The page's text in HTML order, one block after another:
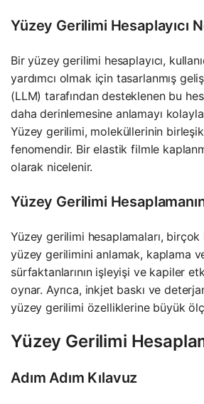
Yüzey Gerilimi Hesaplayıcı
Bir yüzey gerilimi hesaplayıcı,
yardımcı olmak için tasarlanmış
(LLM) tarafından desteklenen bu
daha derinlemesine anlamayı
Yüzey gerilimi, moleküllerinin
fenomendir. Bir elastik filmle
olarak nicelenir.
Yüzey Gerilimi
Yüzey gerilimi hesaplamaları,
yüzey gerilimini anlamak, kaplama
sürfaktanlarının işleyişi ve kapiler
oynar. Ayrıca, inkjet baskı ve
yüzey gerilimi özelliklerine büyük
Yüzey Gerilimi
Adım Adım Kılavuz